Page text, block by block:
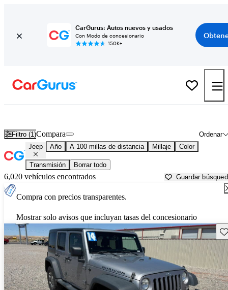
CarGurus: Autos nuevos y usados
Con Modo de concesionario
150K+
Filtro (1) Ordenar
Compara
Jeep Año A 100 millas de distancia Millaje Color
Transmisión Borrar todo
6,020 vehículos encontrados Guardar
Compra con precios transparentes.
Mostrar solo avisos que incluyan tasas del concesionario